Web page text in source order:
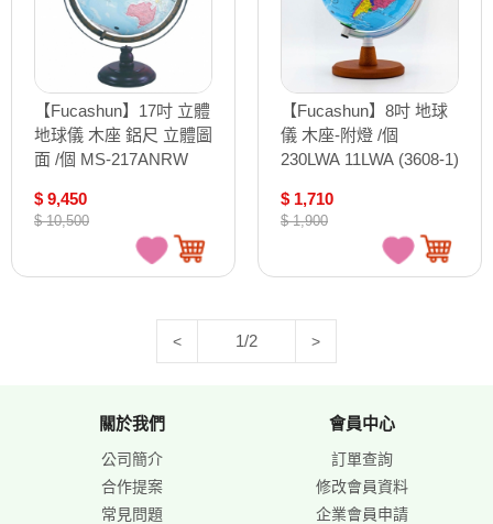
【Fucashun】17吋 立體
地球儀 木座 鋁尺 立體圖
面 /個 MS-217ANRW
$ 9,450
$ 10,500
【Fucashun】8吋 地球
儀 木座-附燈 /個
230LWA 11LWA (3608-1)
$ 1,710
$ 1,900
< 1/2 >
關於我們
公司簡介
合作提案
常見問題
會員中心
訂單查詢
修改會員資料
企業會員申請